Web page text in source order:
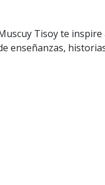
Tisoy te
enseñanzas,